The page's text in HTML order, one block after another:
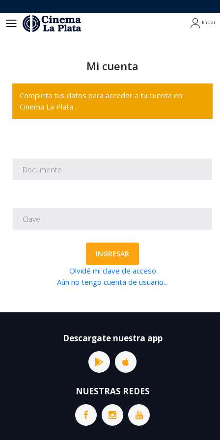
Entrar
Mi cuenta
Completa tus datos para acceder a tu cuenta en
Cinema La Plata .
INGRESAR
Olvidé mi clave de acceso
Aún no tengo cuenta de usuario...
Descargate nuestra app
NUESTRAS REDES